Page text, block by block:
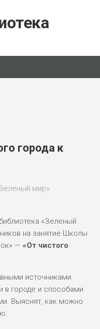
города к
мир»
«Зеленый
на занятие Школы
— «От чистого
источниками
в городе и способами
Выяснят, как можно